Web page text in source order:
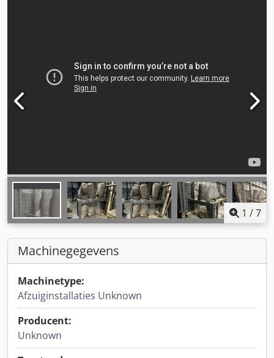
1 /7
Machinegegevens
Machinetype:
Afzuiginstallaties Unknown
Producent:
Unknown